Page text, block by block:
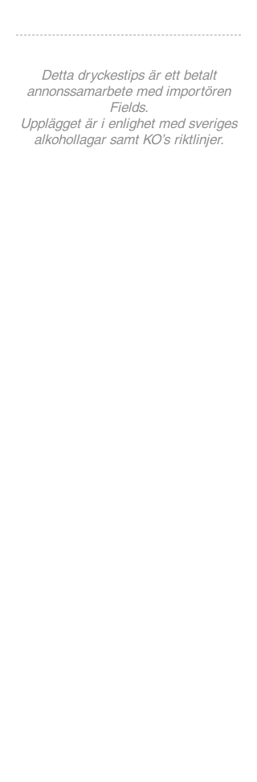
Detta dryckestips är ett betalt
annonssamarbete med importören
Fields.
Upplägget är i enlighet med sveriges
alkohollagar samt KO’s riktlinjer.